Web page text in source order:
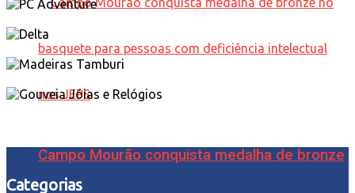
Campo Mourão conquista medalha de bronze
Categorias